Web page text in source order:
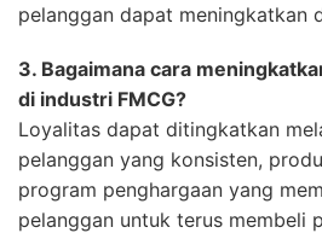
pelanggan dapat meningkatkan
3. Bagaimana cara
di industri FMCG?
Loyalitas dapat ditingkatkan
pelanggan yang konsisten,
program penghargaan yang
pelanggan untuk terus membeli